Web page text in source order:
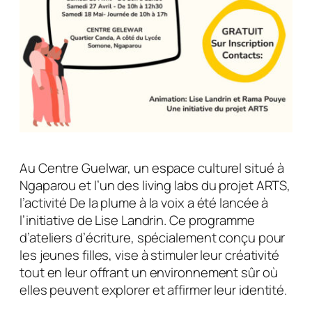
Au Centre Guelwar, un espace culturel situé à
Ngaparou et l’un des living labs du projet ARTS,
l’activité De la plume à la voixa été lancée à
l’initiative de Lise Landrin. Ce programme
d’ateliers d’écriture, spécialement conçu pour
les jeunes filles, vise à stimuler leur créativité
tout en leur offrant un environnement sûr où
elles peuvent explorer et affirmer leur identité.